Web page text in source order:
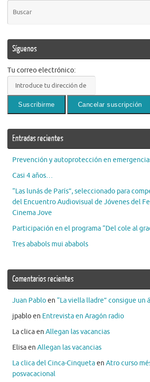
Síguenos
Tu correo electrónico:
Entradas recientes
Prevención y autoprotección en
Casi 4 años…
“Las lunás de París”, seleccionado para
del Encuentro Audiovisual de Jóvenes del
Cinema Jove
Participación en el programa “Del cole al
Tres ababols mui ababols
Comentarios recientes
Juan Pabloen “La viella lladre” consigue un
jpabloen Entrevista en Aragón radio
La clicaen Allegan las vacancias
Elisaen Allegan las vacancias
La clica del Cinca-Cinquetaen Atro curso
posvacacional